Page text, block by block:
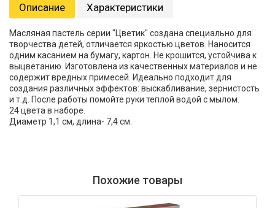
Описание Характеристики
Масляная пастель серии "Цветик" создана специально для
творчества детей, отличается яркостью цветов. Наносится
одним касанием на бумагу, картон. Не крошится, устойчива к
выцветанию. Изготовлена из качественных материалов и не
содержит вредных примесей. Идеально подходит для
создания различных эффектов: выскабливание, зернистость
и т.д. После работы помойте руки теплой водой с мылом.
24 цвета в наборе.
Диаметр 1,1 см, длина- 7,4 см.
Похожие товары